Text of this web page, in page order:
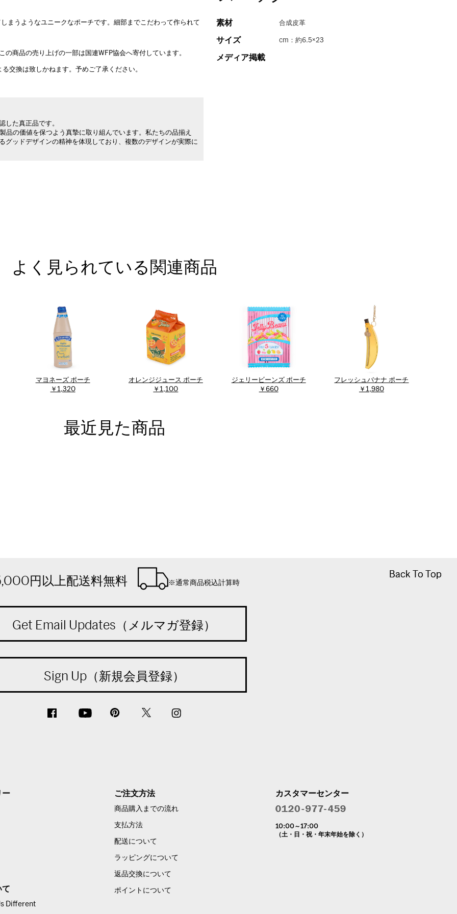
まうようなユニークなポーチです。細部までこだわって作られて
商品の売り上げの一部は国連WFP協会へ寄付しています。
交換は致しかねます。予めご了承ください。
した真正品です。
の価値を保つよう真摯に取り組んでいます。私たちの品揃え
ッドデザインの精神を体現しており、複数のデザインが実際に
素材 合成皮革
サイズ cm：約6.5×23
メディア掲載
よく見られている関連商品
マヨネーズ ポーチ
￥1,320
オレンジジュース ポーチ
￥1,100
ジェリービーンズ ポーチ
￥660
フレッシュバナナ ポーチ
￥1,980
最近見た商品
Back To Top
Back To Top
円以上配送料無料 ※通常商品税込計算時
Get Email Updates（メルマガ登録）
Sign Up（新規会員登録）
ー
て
Different
ご注文方法
商品購入までの流れ
支払方法
配送について
ラッピングについて
返品交換について
ポイントについて
カスタマーセンター
10:00～17:00
（土・日・祝・年末年始を除く）